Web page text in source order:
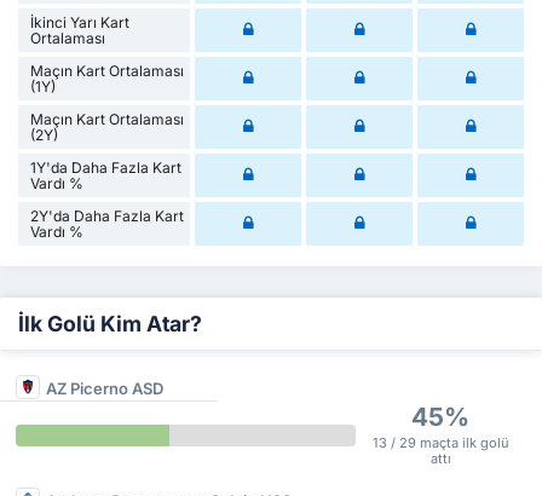
İkinci Yarı Kart
Ortalaması
Maçın Kart Ortalaması
(1Y)
Maçın Kart Ortalaması
(2Y)
1Y'da Daha Fazla Kart
Vardı %
2Y'da Daha Fazla Kart
Vardı %
İlk Golü Kim Atar?
AZ Picerno ASD
45%
13 / 29 maçta ilk golü
attı